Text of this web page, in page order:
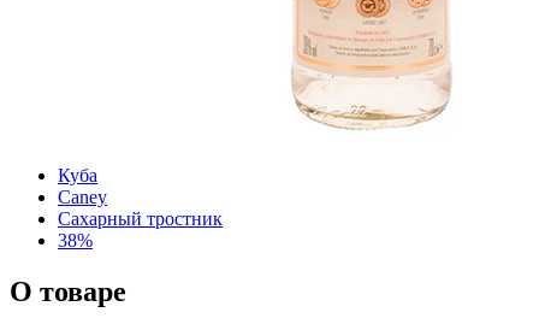
Куба
Caney
Сахарный тростник
38%
О товаре